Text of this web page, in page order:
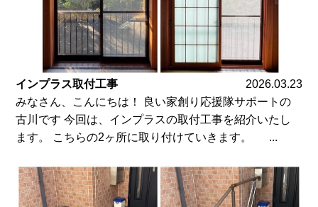
インプラス取付工事
2026.03.23
みなさん、こんにちは！ 良い家創り応援隊サポートの
古川です 今回は、インプラスの取付工事を紹介いたし
ます。 こちらの2ヶ所に取り付けていきます。 ...